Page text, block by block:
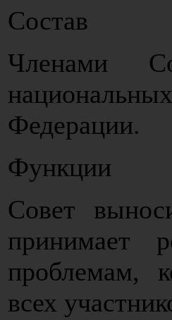
Состав
Членами
Федерации.
Функции
Совет
принимает
проблемам,
всех